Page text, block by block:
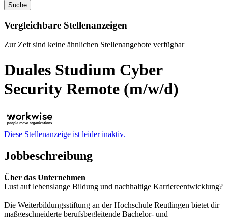
Suche
Vergleichbare Stellenanzeigen
Zur Zeit sind keine ähnlichen Stellenangebote verfügbar
Duales Studium Cyber
Security Remote (m/w/d)
Diese Stellenanzeige ist leider inaktiv.
Jobbeschreibung
Über das Unternehmen
Lust auf lebenslange Bildung und nachhaltige Karriereentwicklung?
Die Weiterbildungsstiftung an der Hochschule Reutlingen bietet dir
maßgeschneiderte berufsbegleitende Bachelor- und